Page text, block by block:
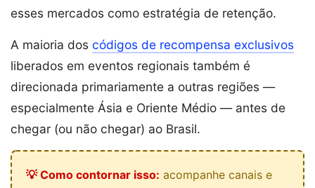
esses mercados como estratégia de retenção.
A maioria dos códigos de recompensa exclusivos
liberados em eventos regionais também é
direcionada primariamente a outras regiões —
especialmente Ásia e Oriente Médio — antes de
chegar (ou não chegar) ao Brasil.
💡 Como contornar isso: acompanhe canais e